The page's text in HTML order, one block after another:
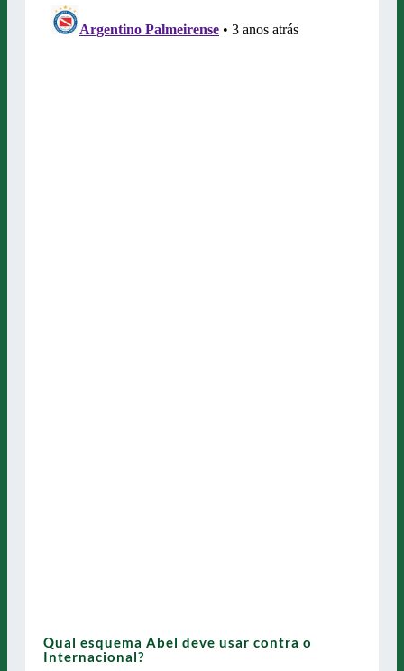
Qual esquema Abel deve usar contra o
Internacional?